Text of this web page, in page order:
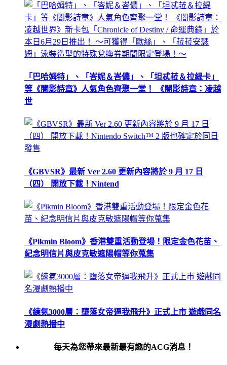
「巴哈姆特」、「峇妮＆峇儂」、「坦忒菈＆拉緹卡」
等《闇影詩章》人氣角色齊聚一堂！ 《闇影詩章：凌越
世
《GBVSR》最新 Ver 2.60 更新內容將於 9 月 17 日
（四） 開放下載！Nintend
《Pikmin Bloom》香港雙重活動登場！限定金色花苗、
紀念明信片與皮克敏遮陽帽等你蒐集
《練氣3000層：墮落女帝逼我飛升》正式上市 遊戲同名
漫劇熱播中
每天為您帶來最新最有趣的ACG消息！